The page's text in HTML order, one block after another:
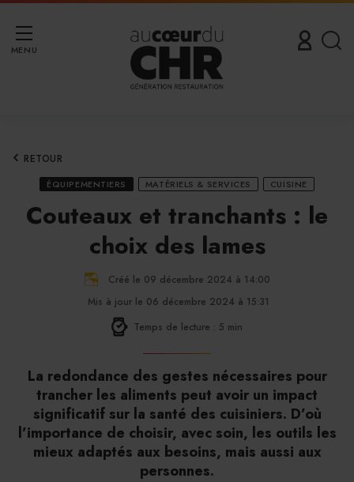
MENU
RETOUR
ÉQUIPEMENTIERS MATÉRIELS & SERVICES CUISINE
Couteaux et tranchants : le
choix des lames
Créé le 09 décembre 2024 à 14:00
Mis à jour le 06 décembre 2024 à 15:31
Temps de lecture : 5 min
La redondance des gestes nécessaires pour
trancher les aliments peut avoir un impact
significatif sur la santé des cuisiniers. D’où
l’importance de choisir, avec soin, les outils les
mieux adaptés aux besoins, mais aussi aux
personnes.